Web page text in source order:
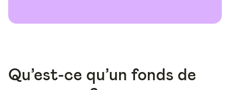
Qu’est-ce qu’un fonds de